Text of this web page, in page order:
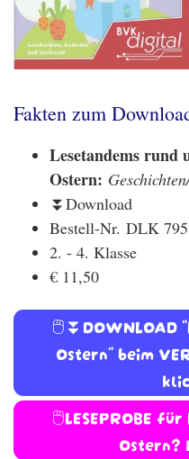
Fakten zum
Lesetandems rund
Ostern:
⏬Download
Bestell-Nr. DLK 795
2. - 4. Klasse
€ 11,50
🖱️⏬DOWNLOAD
Ostern" beim
🖱️LESEPROBE
Ostern?